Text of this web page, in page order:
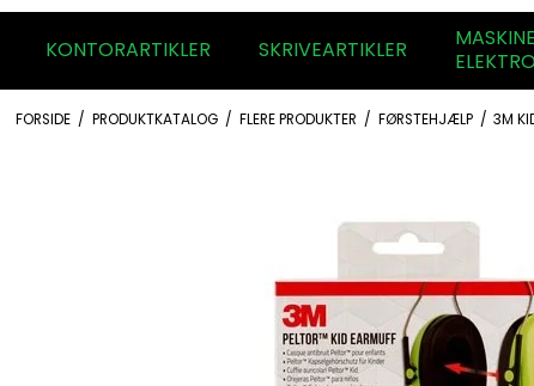
KONTORARTIKLER SKRIVEARTIKLER
FORSIDE / PRODUKTKATALOG / FLERE PRODUKTER / FØRSTEHJÆLP / 3M